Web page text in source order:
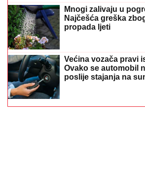
Mnogi zalivaju u
Najčešća greška
propada ljeti
Većina vozača pravi
Ovako se automobil
poslije stajanja na